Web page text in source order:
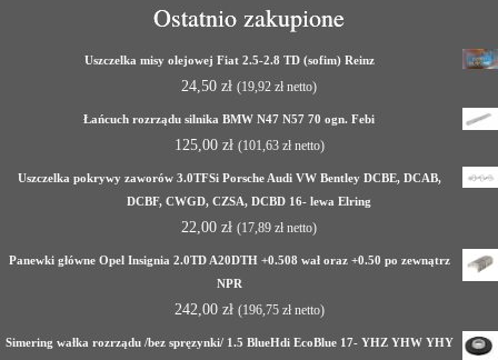
Ostatnio zakupione
Uszczelka misy olejowej Fiat 2.5-2.8 TD (sofim) Reinz
24,50 zł (19,92 zł netto)
Łańcuch rozrządu silnika BMW N47 N57 70 ogn. Febi
125,00 zł (101,63 złnetto)
Uszczelka pokrywy zaworów 3.0TFSi Porsche Audi VW Bentley DCBE, DCAB,
DCBF, CWGD, CZSA, DCBD 16- lewa Elring
22,00 zł (17,89 zł netto)
Panewki główne Opel Insignia 2.0TD A20DTH +0.508 wał oraz +0.50 po zewnątrz
NPR
242,00 zł (196,75 złnetto)
Simering wałka rozrządu /bez spręzynki/ 1.5 BlueHdi EcoBlue 17- YHZ YHW YHY